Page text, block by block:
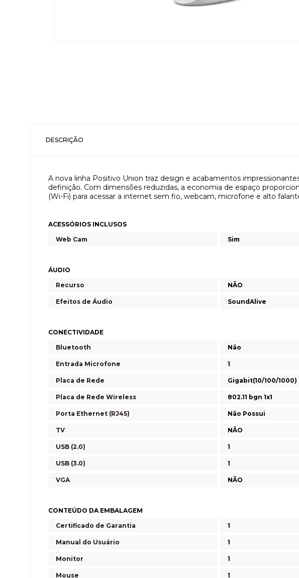
DESCRIÇÃO
A nova linha Positivo Union traz design e acabamentos
definição. Com dimensões reduzidas, a economia de espaço
(Wi-Fi) para acessar a internet sem fio, webcam, microfone e alto
ACESSÓRIOS INCLUSOS
Web Cam
Sim
ÁUDIO
Recurso
NÃO
Efeitos de Áudio SoundAlive
CONECTIVIDADE
Bluetooth
Não
Entrada Microfone 1
Placa de Rede Gigabit(10/100/1000)
Placa de Rede Wireless 802.11 bgn 1x1
Porta Ethernet (RJ45) Não Possui
TV NÃO
USB (2.0) 1
USB (3.0) 1
VGA NÃO
CONTEÚDO DA EMBALAGEM
Certificado de Garantia
1
Manual do Usuário 1
Monitor 1
Mouse 1